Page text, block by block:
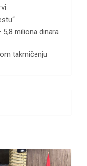
5,8 miliona dinara
takmičenju